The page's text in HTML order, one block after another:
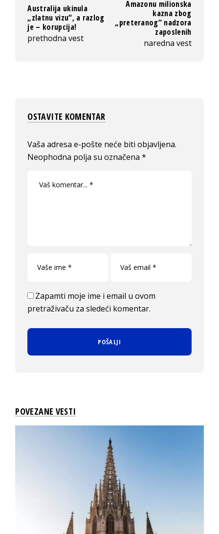
Australija ukinula
„zlatnu vizu“, a razlog
je – korupcija!
prethodna vest
Amazonu milionska
kazna zbog
„preteranog“ nadzora
zaposlenih
naredna vest
OSTAVITE KOMENTAR
Vaša adresa e-pošte neće biti objavljena.
Neophodna polja su označena*
Zapamti moje ime i email u ovom
pretraživaču za sledeći komentar.
POVEZANE VESTI